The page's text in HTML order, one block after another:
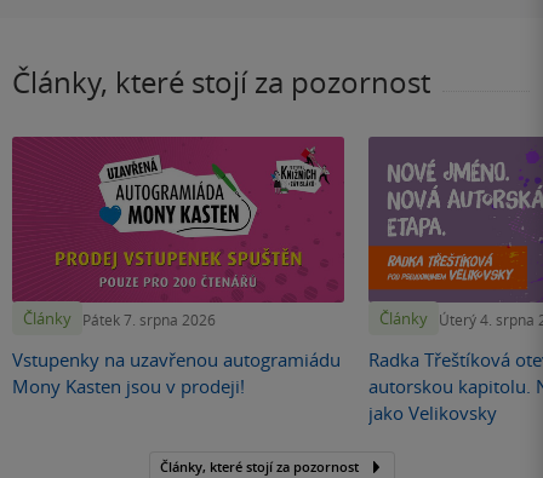
Články, které stojí za pozornost
Články Pátek 7. srpna 2026
Vstupenky na uzavřenou autogramiádu
Mony Kasten jsou v prodeji!
Články Úterý 4. srpna
Radka Třeštíková
autorskou kapitolu.
jako Velikovsky
Články, které stojí za pozornost